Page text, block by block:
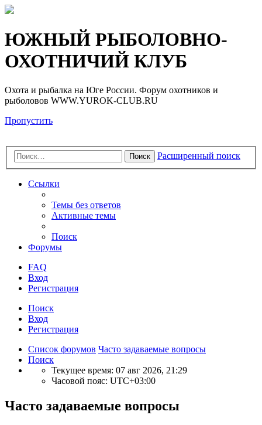
Регистрация
ЮЖНЫЙ РЫБОЛОВНО-
ОХОТНИЧИЙ КЛУБ
Охота и рыбалка на Юге России. Форум охотников и
рыболовов WWW.YUROK-CLUB.RU
Пропустить
Поиск Расширенный поиск
Ссылки
Темы без ответов
Активные темы
Поиск
Форумы
FAQ
Вход
Регистрация
Поиск
Вход
Регистрация
Список форумов Часто задаваемые вопросы
Поиск
Текущее время: 07 авг 2026, 21:29
Часовой пояс: UTC+03:00
Часто задаваемые вопросы